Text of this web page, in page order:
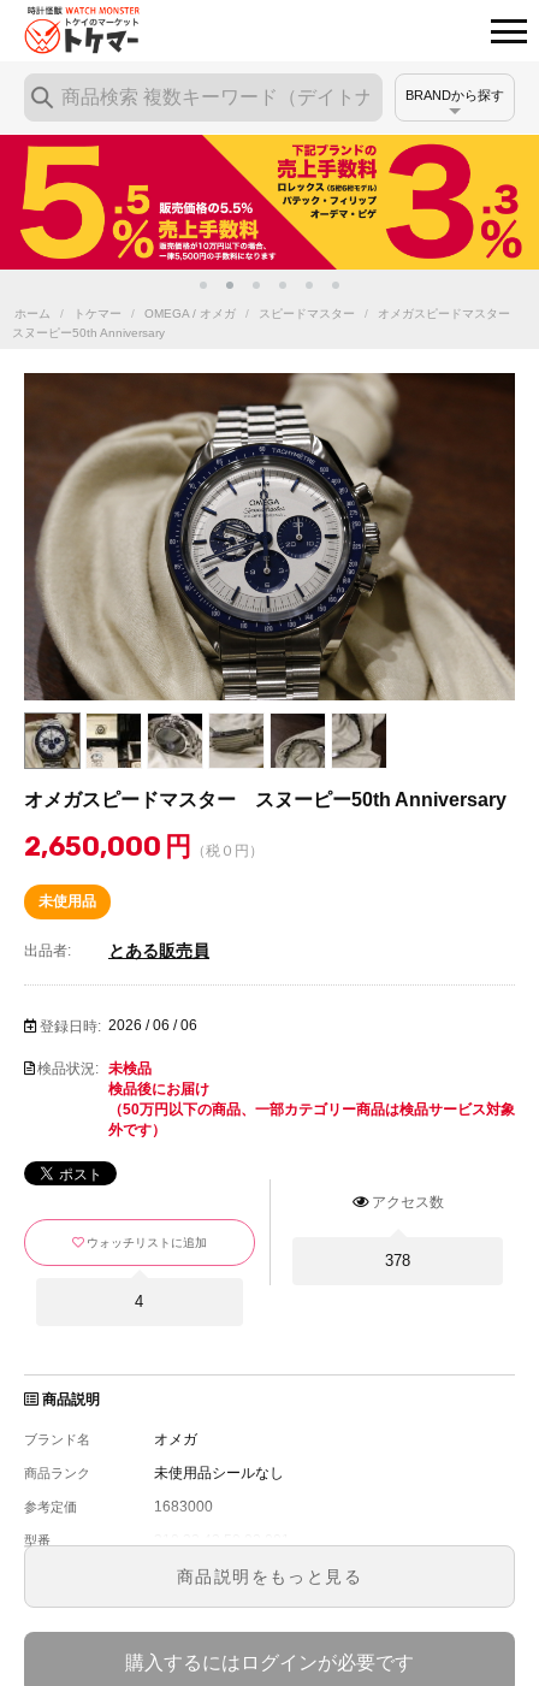
BRANDから探す
ホーム / トケマー / OMEGA / オメガ / スピードマスター /
オメガスピードマスター
スヌーピー50th Anniversary
オメガスピードマスター スヌーピー50th Anniversary
2,650,000 円 （税０円）
未使用品
出品者: とある販売員
登録日時: 2026 / 06 / 06
検品状況: 未検品
検品後にお届け
（50万円以下の商品、一部カテゴリー商品は検品サービス対象
外です）
アクセス数
378
ウォッチリストに追加
4
商品説明
ブランド名 オメガ
商品ランク 未使用品シールなし
参考定価 1683000
型番
メンズ
文字盤 シルバー
ムーブメント
42
商品説明をもっと見る
購入するにはログインが必要です